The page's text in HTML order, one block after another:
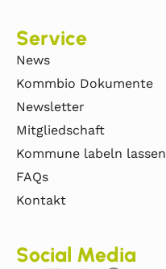
Service
News
Kommbio Dokumente
Newsletter
Mitgliedschaft
Kommune labeln lassen
FAQs
Kontakt
Social Media